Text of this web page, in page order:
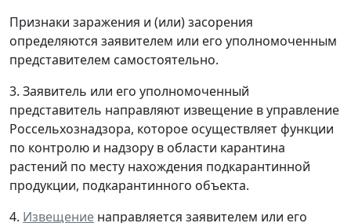
Признаки заражения и (или) засорения
определяются заявителем или его уполномоченным
представителем самостоятельно.
3. Заявитель или его уполномоченный
представитель направляют извещение в управление
Россельхознадзора, которое осуществляет функции
по контролю и надзору в области карантина
растений по месту нахождения подкарантинной
продукции, подкарантинного объекта.
4. Извещение направляется заявителем или его